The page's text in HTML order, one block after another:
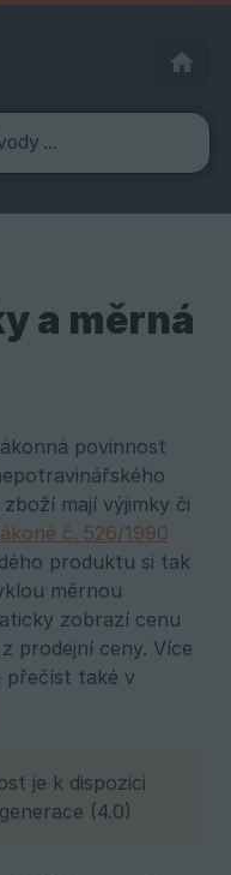
a měrná
povinnost
mají výjimky či
č. 526/1990
produktu si tak
měrnou
zobrazí cenu
prodejní ceny. Více
přečíst také v
je k dispozici
(4.0)